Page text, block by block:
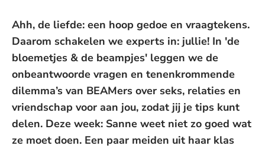
Ahh, de liefde: een hoop gedoe en vraagtekens.
Daarom schakelen we experts in: jullie! In 'de
bloemetjes & de beampjes' leggen we de
onbeantwoorde vragen en tenenkrommende
dilemma’s van BEAMers over seks, relaties en
vriendschap voor aan jou, zodat jij je tips kunt
delen. Deze week: Sanne weet niet zo goed wat
ze moet doen. Een paar meiden uit haar klas